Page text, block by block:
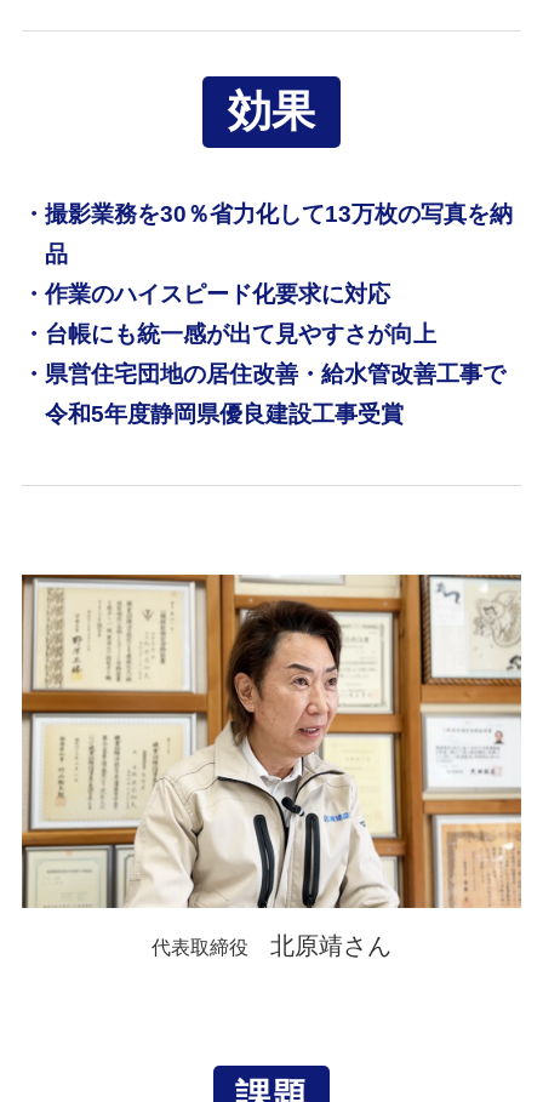
効果
・撮影業務を30％省力化して13万枚の写真を納
品
・作業のハイスピード化要求に対応
・台帳にも統一感が出て見やすさが向上
・県営住宅団地の居住改善・給水管改善工事で
令和5年度静岡県優良建設工事受賞
代表取締役 北原靖さん